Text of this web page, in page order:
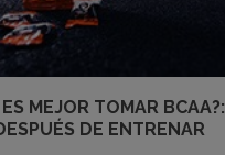
MEJOR TOMAR BCAA?:
DE ENTRENAR